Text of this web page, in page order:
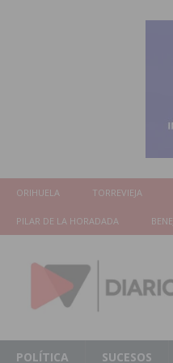
ORIHUELA TORREVIEJA
PILAR DE LA HORADADA
POLÍTICA SUCESOS